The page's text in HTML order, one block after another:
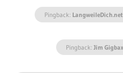
Pingback:
Pingback: Jim